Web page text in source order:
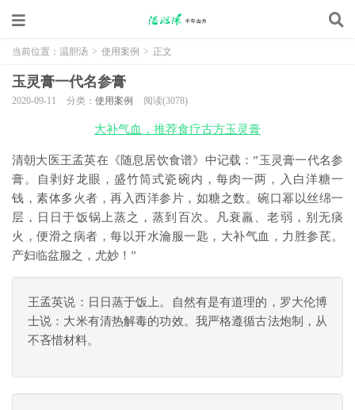
当前位置： 温胆汤 > 使用案例 > 正文
玉灵膏一代名参膏
2020-09-11 分类： 使用案例 阅读(3078)
大补气血，推荐食疗古方玉灵膏
清朝大医王孟英在《随息居饮食谱》中记载：”玉灵膏一代名参
膏。自剥好龙眼，盛竹筒式瓷碗内，每肉一两，入白洋糖一
钱，素体多火者，再入西洋参片，如糖之数。碗口幂以丝绵一
层，日日于饭锅上蒸之，蒸到百次。凡衰羸、老弱，别无痰
火，便滑之病者，每以开水瀹服一匙，大补气血，力胜参芪。
产妇临盆服之，尤妙！”
王孟英说：日日蒸于饭上。自然有是有道理的，罗大伦博
士说：大米有清热解毒的功效。我严格遵循古法炮制，从
不吝惜材料。